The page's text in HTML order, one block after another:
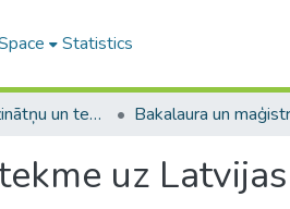
Statistics
A -- Eksakto zinātņu un tehnoloģiju fakultāte / Faculty of Science and Technology
uz